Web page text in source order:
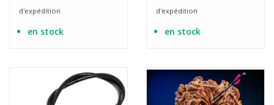
d'expédition
en stock
d'expédition
en stock